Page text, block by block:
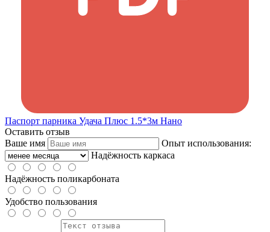
Паспорт парника Удача Плюс 1.5*3м Нано
Оставить отзыв
Ваше имя
Опыт использования:
Надёжность каркаса
Надёжность поликарбоната
Удобство пользования